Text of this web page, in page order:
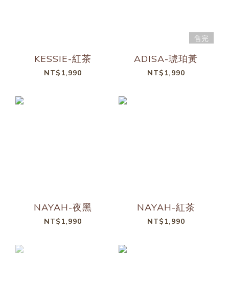
KESSIE-紅茶
NT$1,990
售完
ADISA-琥珀黃
NT$1,990
NAYAH-夜黑
NT$1,990
NAYAH-紅茶
NT$1,990